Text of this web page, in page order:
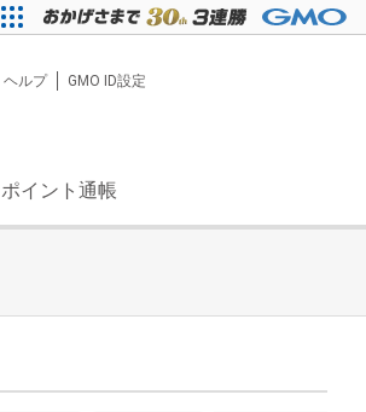
ヘルプ GMO ID設定
ポイント通帳